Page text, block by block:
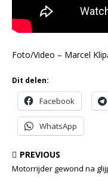
Foto/Video – Marcel
Dit delen:
Facebook
WhatsApp
PREVIOUS
Motorrijder gewond na